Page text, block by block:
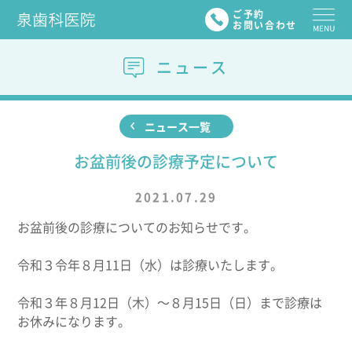
ご予約
お問い合わせ
ニュース
ニュース一覧
お盆前後の診療予定について
2021.07.29
お盆前後の診療についてのお知らせです。
令和３令年８月11日（水）は診療いたします。
令和３年８月12日（木）～８月15日（日）まで診療は
お休みになります。